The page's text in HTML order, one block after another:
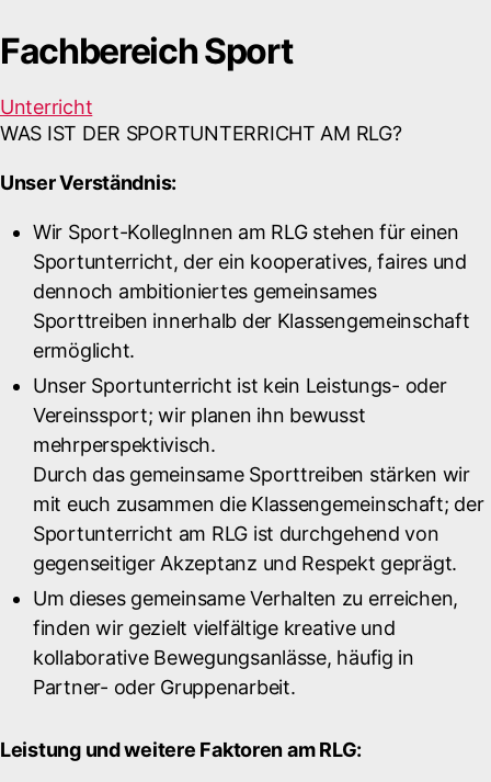
Fachbereich Sport
Unterricht
WAS IST DER SPORTUNTERRICHT AM RLG?
Unser Verständnis:
Wir Sport-KollegInnen am RLG stehen für einen
Sportunterricht, der ein kooperatives, faires und
dennoch ambitioniertes gemeinsames
Sporttreiben innerhalb der Klassengemeinschaft
ermöglicht.
Unser Sportunterricht ist kein Leistungs- oder
Vereinssport; wir planen ihn bewusst
mehrperspektivisch.
Durch das gemeinsame Sporttreiben stärken wir
mit euch zusammen die Klassengemeinschaft; der
Sportunterricht am RLG ist durchgehend von
gegenseitiger Akzeptanz und Respekt geprägt.
Um dieses gemeinsame Verhalten zu erreichen,
finden wir gezielt vielfältige kreative und
kollaborative Bewegungsanlässe, häufig in
Partner- oder Gruppenarbeit.
Leistung und weitere Faktoren am RLG: